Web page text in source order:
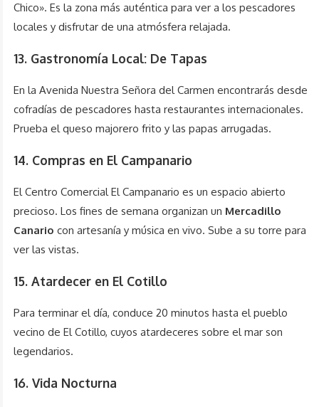
Chico». Es la zona más auténtica para ver a los pescadores
locales y disfrutar de una atmósfera relajada.
13. Gastronomía Local: De Tapas
En la Avenida Nuestra Señora del Carmen encontrarás desde
cofradías de pescadores hasta restaurantes internacionales.
Prueba el queso majorero frito y las papas arrugadas.
14. Compras en El Campanario
El Centro Comercial El Campanario es un espacio abierto
precioso. Los fines de semana organizan un Mercadillo
Canario con artesanía y música en vivo. Sube a su torre para
ver las vistas.
15. Atardecer en El Cotillo
Para terminar el día, conduce 20 minutos hasta el pueblo
vecino de El Cotillo, cuyos atardeceres sobre el mar son
legendarios.
16. Vida Nocturna